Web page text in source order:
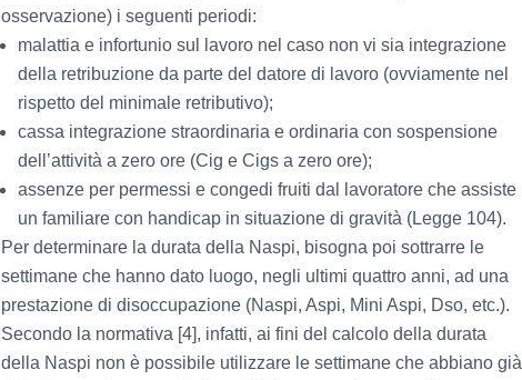
osservazione) i seguenti periodi:
malattia e infortunio sul lavoro nel caso non vi sia integrazione
della retribuzione da parte del datore di lavoro (ovviamente nel
rispetto del minimale retributivo);
cassa integrazione straordinaria e ordinaria con sospensione
dell’attività a zero ore (Cig e Cigs a zero ore);
assenze per permessi e congedi fruiti dal lavoratore che assiste
un familiare con handicap in situazione di gravità (Legge 104).
Per determinare la durata della Naspi, bisogna poi sottrarre le
settimane che hanno dato luogo, negli ultimi quattro anni, ad una
prestazione di disoccupazione (Naspi, Aspi, Mini Aspi, Dso, etc.).
Secondo la normativa [4], infatti, ai fini del calcolo della durata
della Naspi non è possibile utilizzare le settimane che abbiano già